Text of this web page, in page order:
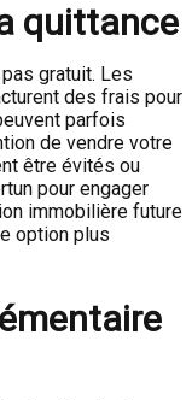
quittance
gratuit. Les
des frais pour
parfois
de vendre votre
être évités ou
pour engager
immobilière future
option plus